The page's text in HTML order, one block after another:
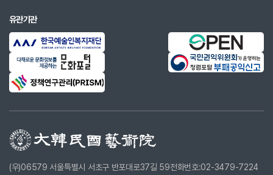
유관기관
(우)06579 서울특별시 서초구 반포대로37길 59전화번호:02-3479-7224